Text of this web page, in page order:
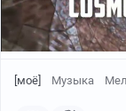
[моё] Музыка